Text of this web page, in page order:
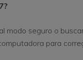
modo seguro o
para